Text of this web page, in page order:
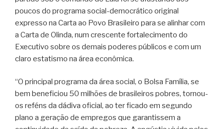
poucos do programa social-democrático original
expresso na Carta ao Povo Brasileiro para se alinhar com
a Carta de Olinda, num crescente fortalecimento do
Executivo sobre os demais poderes públicos e com um
claro estatismo na área econômica.
“O principal programa da área social, o Bolsa Família, se
bem beneficiou 50 milhões de brasileiros pobres, tornou-
os reféns da dádiva oficial, ao ter ficado em segundo
plano a geração de empregos que garantissem a